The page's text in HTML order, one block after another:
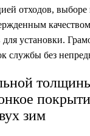
отходов,
установки.
службы без
зим